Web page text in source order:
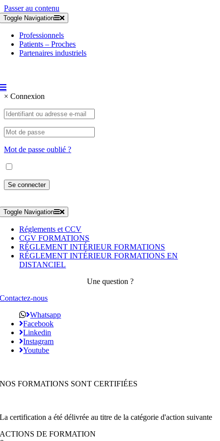
Passer au contenu
Toggle Navigation
Professionnels
Patients – Proches
Partenaires industriels
× Connexion
Mot de passe oublié ?
Toggle Navigation
Réglements et CCV
CGV FORMATIONS
RÉGLEMENT INTÉRIEUR FORMATIONS
RÉGLEMENT INTÉRIEUR FORMATIONS EN
DISTANCIEL
Une question ?
Contactez-nous
Whatsapp
Facebook
Linkedin
Instagram
Youtube
NOS FORMATIONS SONT CERTIFIÉES
La certification a été délivrée au titre de la catégorie d'action suivante
ACTIONS DE FORMATION